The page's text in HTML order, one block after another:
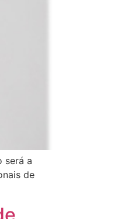
será a
de